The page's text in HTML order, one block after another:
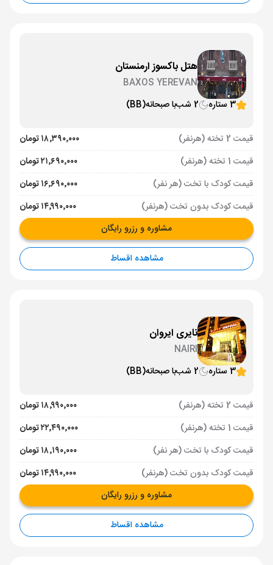
هتل باکسوز ارمنستان
BAXOS YEREVAN
3 ستاره
2 شب با صبحانه(BB)
قیمت 2 تخته (هرنفر)
۱۸٬۳۹۰٬۰۰۰ تومان
قیمت 1 تخته (هرنفر)
۲۱٬۶۹۰٬۰۰۰ تومان
قیمت کودک با تخت (هر نفر)
۱۶٬۶۹۰٬۰۰۰ تومان
قیمت کودک بدون تخت (هرنفر)
۱۴٬۹۹۰٬۰۰۰ تومان
مشاوره و رزرو رایگان
مشاهده اقساط
نایری ایروان
NAIRI
3 ستاره
2 شب با صبحانه(BB)
قیمت 2 تخته (هرنفر)
۱۸٬۹۹۰٬۰۰۰ تومان
قیمت 1 تخته (هرنفر)
۲۲٬۴۹۰٬۰۰۰ تومان
قیمت کودک با تخت (هر نفر)
۱۸٬۱۹۰٬۰۰۰ تومان
قیمت کودک بدون تخت (هرنفر)
۱۴٬۹۹۰٬۰۰۰ تومان
مشاوره و رزرو رایگان
مشاهده اقساط